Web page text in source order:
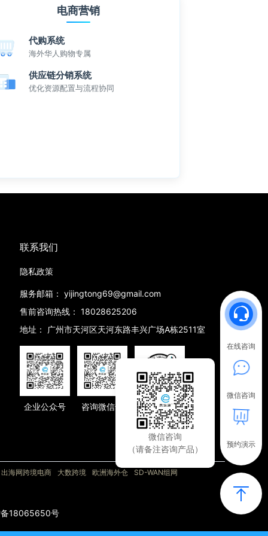
电商营销
代购系统
海外华人购物专属
供应链分销系统
优化资源配置与流程协同
在线咨询
微信咨询
微信咨询
（请备注咨询产品）
预约演示
联系我们
隐私政策
服务邮箱： yijingtong69@gmail.com
售前咨询热线： 18028625206
地址：
广州市天河区天河东路丰兴广场A栋2511室
企业公众号 咨询微信号 抖音号
出海网跨境电商 大数跨境 欧洲海外仓
SD-WAN组网
备18065650号